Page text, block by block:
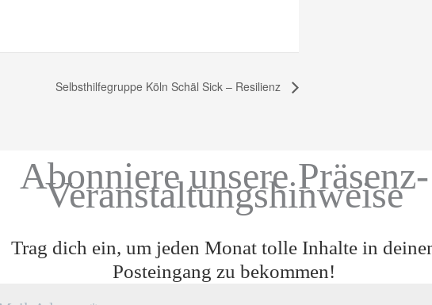
Selbsthilfegruppe Köln Schäl Sick – Resilienz
Abonniere unsere Präsenz-
Veranstaltungshinweise
Trag dich ein, um jeden Monat tolle Inhalte in
Posteingang zu bekommen!